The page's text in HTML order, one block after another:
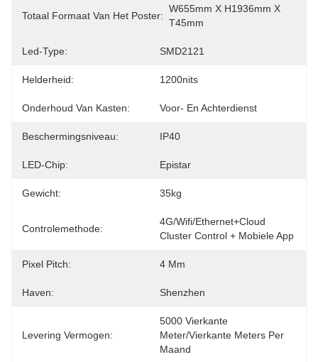
Totaal Formaat Van Het Poster:
W655mm X H1936mm X
T45mm
Led-Type: SMD2121
Helderheid: 1200nits
Onderhoud Van Kasten: Voor- En Achterdienst
Beschermingsniveau: IP40
LED-Chip: Epistar
Gewicht: 35kg
Controlemethode:
4G/Wifi/Ethernet+Cloud
Cluster Control + Mobiele App
Pixel Pitch: 4 Mm
Haven: Shenzhen
Levering Vermogen:
5000 Vierkante
Meter/Vierkante Meters Per
Maand